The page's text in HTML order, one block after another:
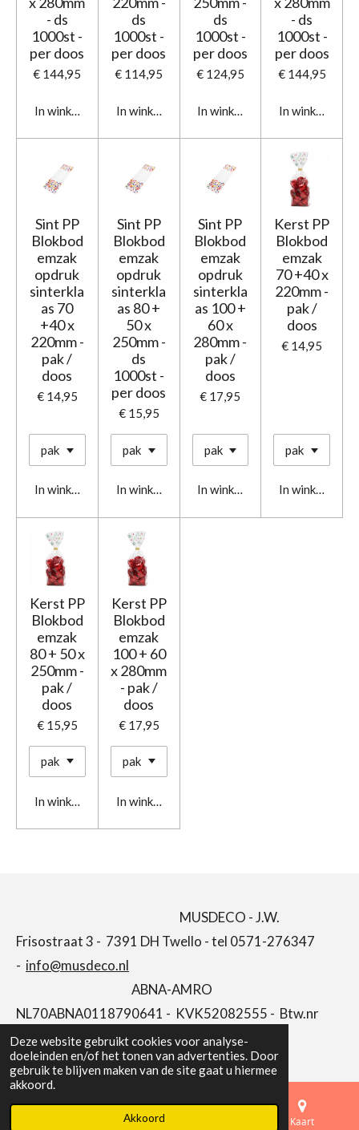
Deze website gebruikt cookies voor analyse-
doeleinden en/of het tonen van advertenties. Door
gebruik te blijven maken van de site gaat u hiermee
akkoord.
Akkoord
- ds
1000st -
per doos
€ 144,95
In winkelwagen
ds
1000st -
per doos
€ 114,95
In winkelwagen
ds
1000st -
per doos
€ 124,95
In winkelwagen
- ds
1000st -
per doos
€ 144,95
In
Sint PP
Blokbod
emzak
opdruk
sinterkla
as 70
+40 x
220mm -
pak /
doos
€ 14,95
In winkelwagen
Sint PP
Blokbod
emzak
opdruk
sinterkla
as 80 +
50 x
250mm -
ds
1000st -
per doos
€ 15,95
In winkelwagen
Sint PP
Blokbod
emzak
opdruk
sinterkla
as 100 +
60 x
280mm -
pak /
doos
€ 17,95
In winkelwagen
Kerst PP
Blokbod
emzak
70 +40 x
220mm -
pak /
doos
€ 14,95
In
Kerst PP
Blokbod
emzak
80 + 50 x
250mm -
pak /
doos
€ 15,95
In winkelwagen
Kerst PP
Blokbod
emzak
100 + 60
x 280mm
- pak /
doos
€ 17,95
In winkelwagen
MUSDECO - J.W.
Frisostraat 3 - 7391 DH Twello - tel 0571-276347
- info@musdeco.nl
ABNA-AMRO
NL70ABNA0118790641 - KVK52082555 - Btw.nr
NL001646662B66
Telefoonnummer Kaart